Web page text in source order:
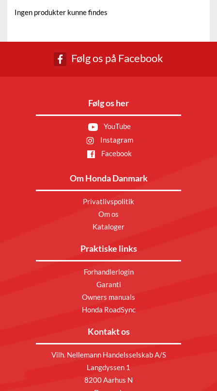
Ingen produkter kunne findes
Følg os på Facebook
Følg os her
YouTube
Instagram
Facebook
Om Honda Danmark
Privatlivspolitik
Om os
Kataloger
Praktiske links
Forhandlerlogin
Garanti
Owners manuals
Honda RoadSync
Kontakt os
Vilh. Nellemann Handelsselskab A/S
Langdyssen 1
8200 Aarhus N